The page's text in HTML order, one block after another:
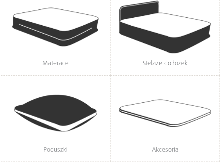
Materace Stelaże do łóżek
Poduszki Akcesoria